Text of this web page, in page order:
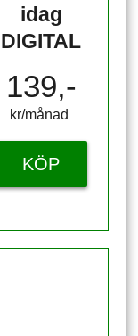
idag
DIGITAL
139,-
kr/månad ​​​​​​
KÖP